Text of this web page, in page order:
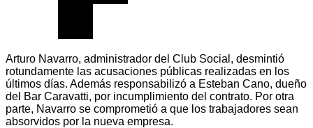
Arturo Navarro, administrador del Club Social, desmintió
rotundamente las acusaciones públicas realizadas en los
últimos días. Además responsabilizó a Esteban Cano, dueño
del Bar Caravatti, por incumplimiento del contrato. Por otra
parte, Navarro se comprometió a que los trabajadores sean
absorvidos por la nueva empresa.